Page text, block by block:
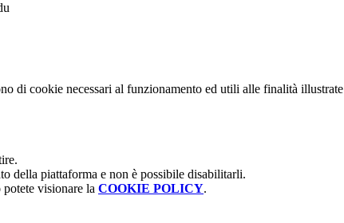
di cookie necessari al funzionamento ed utili alle finalità
della piattaforma e non è possibile disabilitarli.
visionare la COOKIE POLICY.